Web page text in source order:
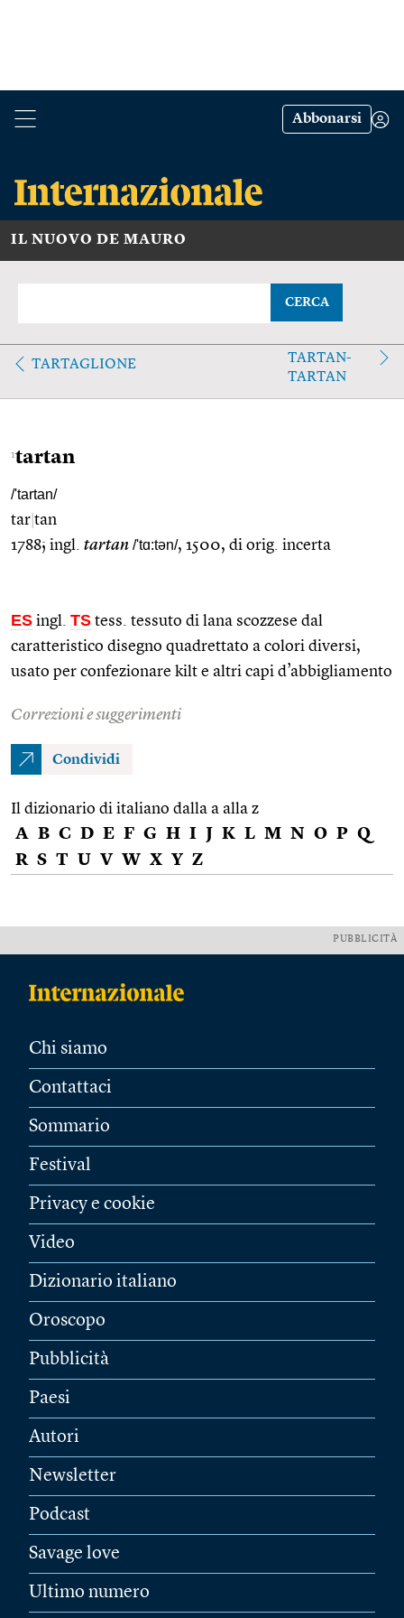
Abbonarsi
IL NUOVO DE MAURO
CERCA
TARTAGLIONE
TARTAN-
TARTAN
1tartan
/'tartan/
tar tan
1788; ingl. tartan /'tɑ:tən/, 1500, di orig. incerta
ES ingl. TS tess. tessuto di lana scozzese dal
caratteristico disegno quadrettato a colori diversi,
usato per confezionare kilt e altri capi d’abbigliamento
Correzioni e suggerimenti
Condividi
Il dizionario di italiano dalla a alla z
A B C D E F G H I J K L M N O P Q
R S T U V W X Y Z
PUBBLICITÀ
Chi siamo
Contattaci
Sommario
Festival
Privacy e cookie
Video
Dizionario italiano
Oroscopo
Pubblicità
Paesi
Autori
Newsletter
Podcast
Savage love
Ultimo numero